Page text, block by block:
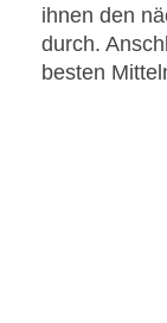
ihnen den
durch.
besten